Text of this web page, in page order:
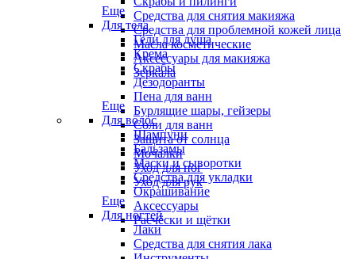
Средства для снятия макияжа
Средства для проблемной кожей лица
Масла косметические
Аксессуары для макияжа
Зеркала
Еще
Для тела
Гели для душа
Крема
Скрабы
Дезодоранты
Пена для ванн
Бурлящие шары, гейзеры
Соли для ванн
Защита от солнца
Мочалки
Уход для ног
Уход для рук
Еще
Для волос
Шампуни
Бальзамы
Маски и сыворотки
Средства для укладки
Окрашивание
Аксессуары
Расчёски и щётки
Еще
Для ногтей
Лаки
Средства для снятия лака